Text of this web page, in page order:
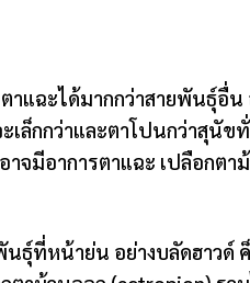
แฉะได้มากกว่าสายพันธุ์อื่
ล็กกว่าและตาโปนกว่าสุนัข
จมีอาการตาแฉะ เปลือกตา
ที่หน้าย่น อย่างบลัดฮาวด์